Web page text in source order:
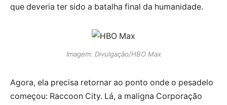
que deveria ter sido a batalha final da humanidade.
Imagem: Divulgação/HBO Max
Agora, ela precisa retornar ao ponto onde o pesadelo
começou: Raccoon City. Lá, a maligna Corporação